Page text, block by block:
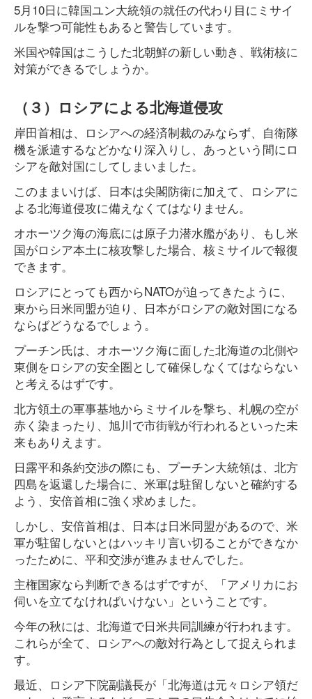
5月10日に韓国ユン大統領の就任の代わり目にミサイ
ルを撃つ可能性もあると警告しています。
米国や韓国はこうした北朝鮮の新しい動き、戦術核に
対策ができるでしょうか。
（３）ロシアによる北海道侵攻
岸田首相は、ロシアへの経済制裁のみならず、自衛隊
機を派遣するなどかなり深入りし、あっという間にロ
シアを敵対国にしてしまいました。
このままいけば、日本は尖閣防衛に加えて、ロシアに
よる北海道侵攻に備えなくてはなりません。
オホーツク海の海底には原子力潜水艦があり、もし米
国がロシア本土に核攻撃した場合、核ミサイルで報復
できます。
ロシアにとっても西からNATOが迫ってきたように、
東から日米同盟が迫り、日本がロシアの敵対国になる
ならばどうなるでしょう。
プーチン氏は、オホーツク海に面した北海道の北側や
東側をロシアの安全圏として確保しなくてはならない
と考えるはずです。
北方領土の軍事基地からミサイルを撃ち、札幌の空が
赤く染まったり、旭川で市街戦が行われるといった未
来もありえます。
日露平和条約交渉の際にも、プーチン大統領は、北方
四島を返還した場合に、米軍は駐留しないと確約する
よう、安倍首相に強く求めました。
しかし、安倍首相は、日本は日米同盟があるので、米
軍が駐留しないとはハッキリ言い切ることができなか
ったために、平和交渉が進みませんでした。
主権国家なら判断できるはずですが、「アメリカにお
伺いを立てなければいけない」ということです。
今年の秋には、北海道で日米共同訓練が行われます。
これらが全て、ロシアへの敵対行為として捉えられま
す。
最近、ロシア下院副議長が「北海道は元々ロシア領だ